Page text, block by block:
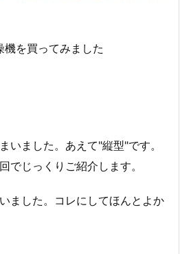
を買ってみました
いました。あえて"縦型"です。
でじっくりご紹介します。
ました。コレにしてほんとよか